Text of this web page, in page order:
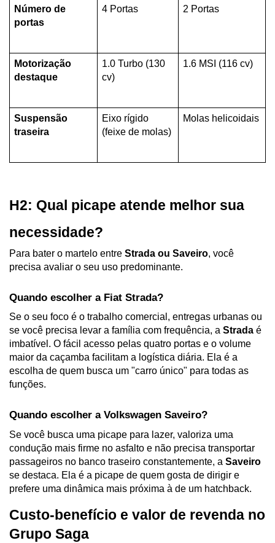
Número de
portas
4 Portas 2 Portas
Motorização
destaque
1.0 Turbo (130
cv)
1.6 MSI (116 cv)
Suspensão
traseira
Eixo rígido
(feixe de molas)
Molas helicoidais
H2: Qual picape atende melhor sua
necessidade?
Para bater o martelo entre Strada ou Saveiro, você
precisa avaliar o seu uso predominante.
Quando escolher a Fiat Strada?
Se o seu foco é o trabalho comercial, entregas urbanas ou
se você precisa levar a família com frequência, a Strada é
imbatível. O fácil acesso pelas quatro portas e o volume
maior da caçamba facilitam a logística diária. Ela é a
escolha de quem busca um "carro único" para todas as
funções.
Quando escolher a Volkswagen Saveiro?
Se você busca uma picape para lazer, valoriza uma
condução mais firme no asfalto e não precisa transportar
passageiros no banco traseiro constantemente, a Saveiro
se destaca. Ela é a picape de quem gosta de dirigir e
prefere uma dinâmica mais próxima à de um hatchback.
Custo-benefício e valor de revenda no
Grupo Saga